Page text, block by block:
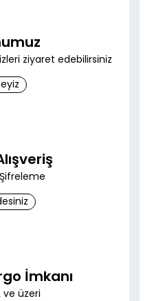
ziyaret edebilirsiniz
İmkanı
ve üzeri